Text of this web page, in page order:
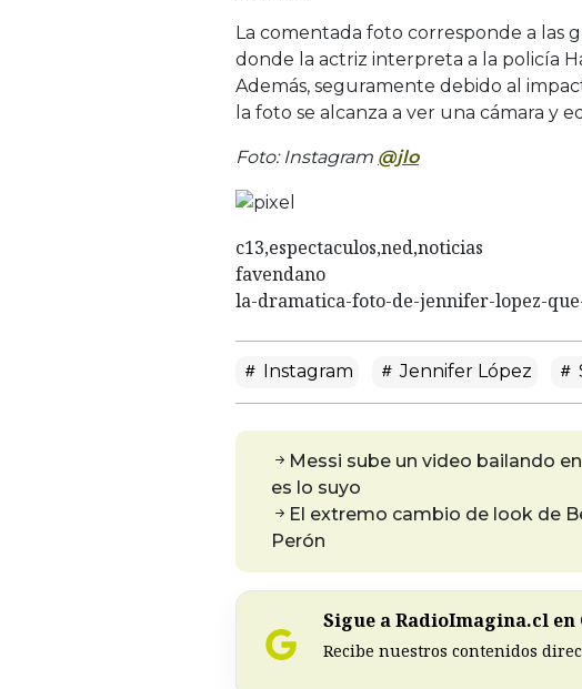
La comentada foto corresponde a las
donde la actriz interpreta a la policía
Además, seguramente debido al
la foto se alcanza a ver una cámara y
Foto: Instagram @jlo
c13,espectaculos,ned,noticias
favendano
la-dramatica-foto-de-jennifer-lopez-
Instagram Jennifer López
Messi sube un video bailando
es lo suyo
El extremo cambio de look de
Perón
Sigue a RadioImagina.cl en
Recibe nuestros contenidos